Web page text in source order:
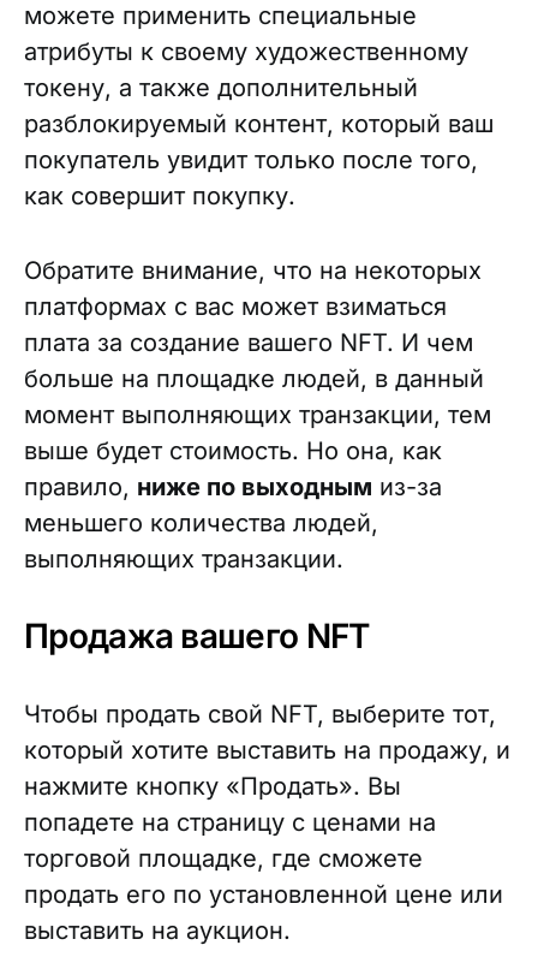
можете применить специальные
атрибуты к своему художественному
токену, а также дополнительный
разблокируемый контент, который ваш
покупатель увидит только после того,
как совершит покупку.
Обратите внимание, что на некоторых
платформах с вас может взиматься
плата за создание вашего NFT. И чем
больше на площадке людей, в данный
момент выполняющих транзакции, тем
выше будет стоимость. Но она, как
правило, ниже по выходным из-за
меньшего количества людей,
выполняющих транзакции.
Продажа вашего NFT
Чтобы продать свой NFT, выберите тот,
который хотите выставить на продажу, и
нажмите кнопку «Продать». Вы
попадете на страницу с ценами на
торговой площадке, где сможете
продать его по установленной цене или
выставить на аукцион.